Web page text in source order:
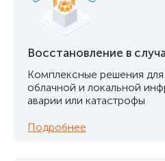
Восстановление в
Комплексные решения
облачной и локальной
аварии или катастрофы
Подробнее